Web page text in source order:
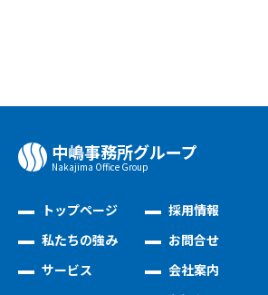
中嶋事務所グループ
Nakajima Oﬃce Group
トップページ
私たちの強み
サービス
採用情報
お問合せ
会社案内